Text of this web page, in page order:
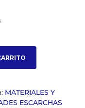
MATERIALES Y
ESCARCHAS